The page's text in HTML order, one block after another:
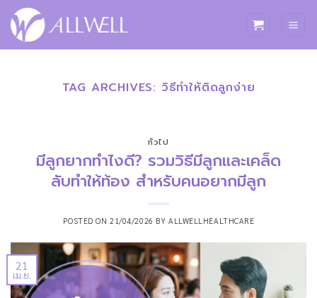
ข้าม
ไป
TAG ARCHIVES: วิธีทำให้ติดลูกง่าย
ทั่วไป
มีลูกยากทำไงดี? รวมวิธีมีลูกและเคล็ด
ลับทำให้ท้อง สำหรับคนอยากมีลูก
POSTED ON21/04/2026 BY ALLWELLHEALTHCARE
21
เม.ย.